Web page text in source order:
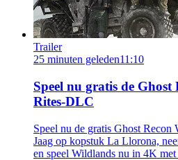
Trailer
25 minuten geleden11:10
Speel nu gratis de
Rites-DLC
Speel nu de gratis Ghost
Jaag op kopstuk La Llorona,
en speel Wildlands nu in 4K met